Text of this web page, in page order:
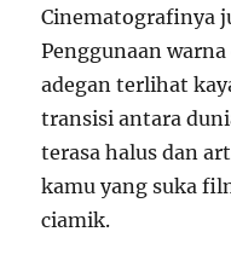
Cinematografinya
Penggunaan
adegan terlihat
transisi antara
terasa halus dan
kamu yang suka
ciamik.